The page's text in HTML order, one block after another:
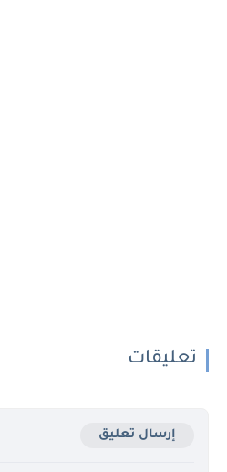
تعليقات
إرسال تعليق